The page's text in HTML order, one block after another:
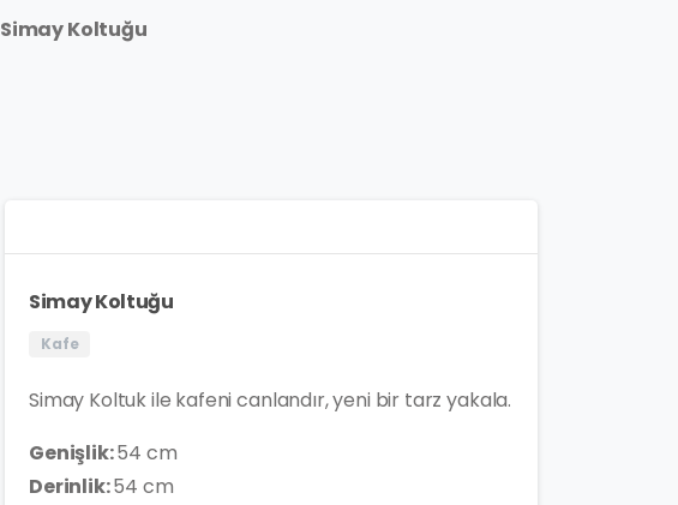
Simay Koltuğu
Simay Koltuğu
Kafe
Simay Koltuk ile kafeni canlandır, yeni bir tarz yakala.
Genişlik:54 cm
Derinlik:54 cm